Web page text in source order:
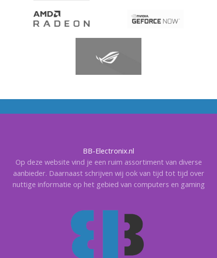
BB-Electronix.nl
Op deze website vind je een ruim assortiment van diverse
aanbieder. Daarnaast schrijven wij ook van tijd tot tijd over
nuttige informatie op het gebied van computers en gaming